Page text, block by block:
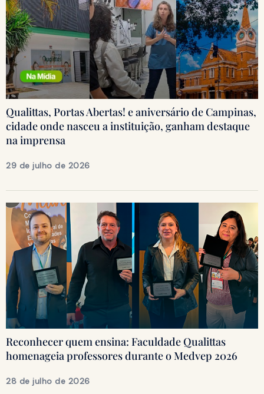
Qualittas, Portas Abertas! e aniversário de Campinas,
cidade onde nasceu a instituição, ganham destaque
na imprensa
29 de julho de 2026
Reconhecer quem ensina: Faculdade Qualittas
homenageia professores durante o Medvep 2026
28 de julho de 2026